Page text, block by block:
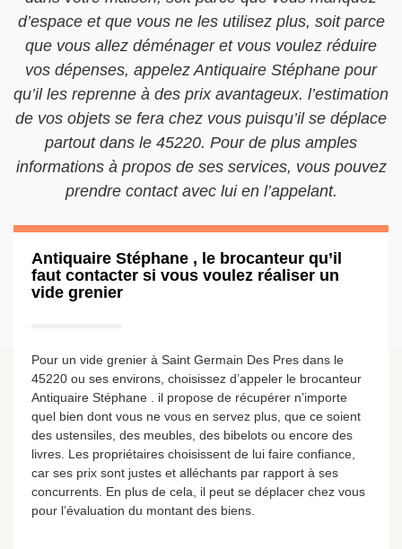
d’espace et que vous ne les utilisez plus, soit parce
que vous allez déménager et vous voulez réduire
vos dépenses, appelez Antiquaire Stéphane pour
qu’il les reprenne à des prix avantageux. l’estimation
de vos objets se fera chez vous puisqu’il se déplace
partout dans le 45220. Pour de plus amples
informations à propos de ses services, vous pouvez
prendre contact avec lui en l’appelant.
Antiquaire Stéphane , le brocanteur qu’il
faut contacter si vous voulez réaliser un
vide grenier
Pour un vide grenier à Saint Germain Des Pres dans le
45220 ou ses environs, choisissez d’appeler le brocanteur
Antiquaire Stéphane . il propose de récupérer n’importe
quel bien dont vous ne vous en servez plus, que ce soient
des ustensiles, des meubles, des bibelots ou encore des
livres. Les propriétaires choisissent de lui faire confiance,
car ses prix sont justes et alléchants par rapport à ses
concurrents. En plus de cela, il peut se déplacer chez vous
pour l’évaluation du montant des biens.